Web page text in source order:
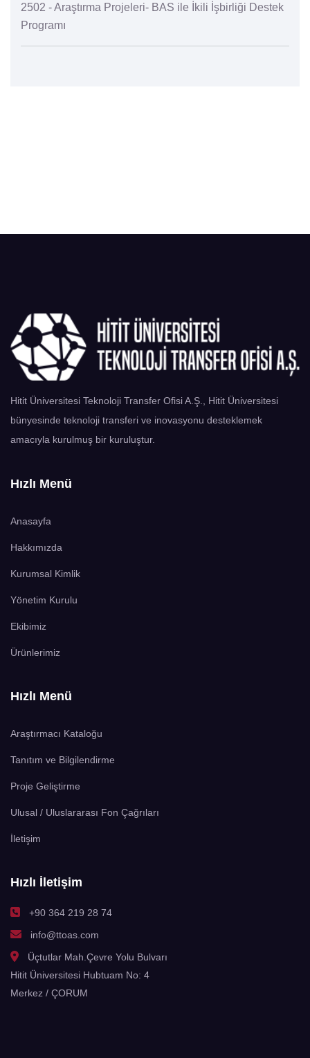
2502 - Araştırma Projeleri- BAS ile İkili İşbirliği Destek
Programı
Hitit Üniversitesi Teknoloji Transfer Ofisi A.Ş., Hitit Üniversitesi
bünyesinde teknoloji transferi ve inovasyonu desteklemek
amacıyla kurulmuş bir kuruluştur.
Hızlı Menü
Anasayfa
Hakkımızda
Kurumsal Kimlik
Yönetim Kurulu
Ekibimiz
Ürünlerimiz
Hızlı Menü
Araştırmacı Kataloğu
Tanıtım ve Bilgilendirme
Proje Geliştirme
Ulusal / Uluslararası Fon Çağrıları
İletişim
Hızlı İletişim
+90 364 219 28 74
info@ttoas.com
Üçtutlar Mah.Çevre Yolu Bulvarı
Hitit Üniversitesi Hubtuam No: 4
Merkez / ÇORUM